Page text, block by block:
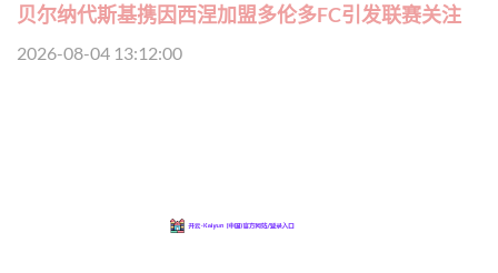
贝尔纳代斯基携因西涅加盟多伦多FC引发联赛关注
2026-08-04 13:12:00